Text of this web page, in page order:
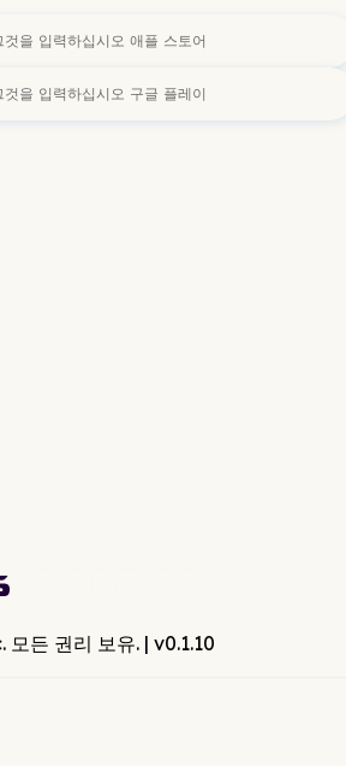
것을 입력하십시오 애플 스토어
것을 입력하십시오 구글 플레이
든 권리 보유. | v0.1.10